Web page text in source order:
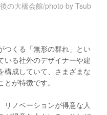
の大橋会館/photo by Tsub
つくる「無形の群れ」とい
いる社外のデザイナーや建
構成していて、さまざまな
が特徴です。
リノベーションが得意な人